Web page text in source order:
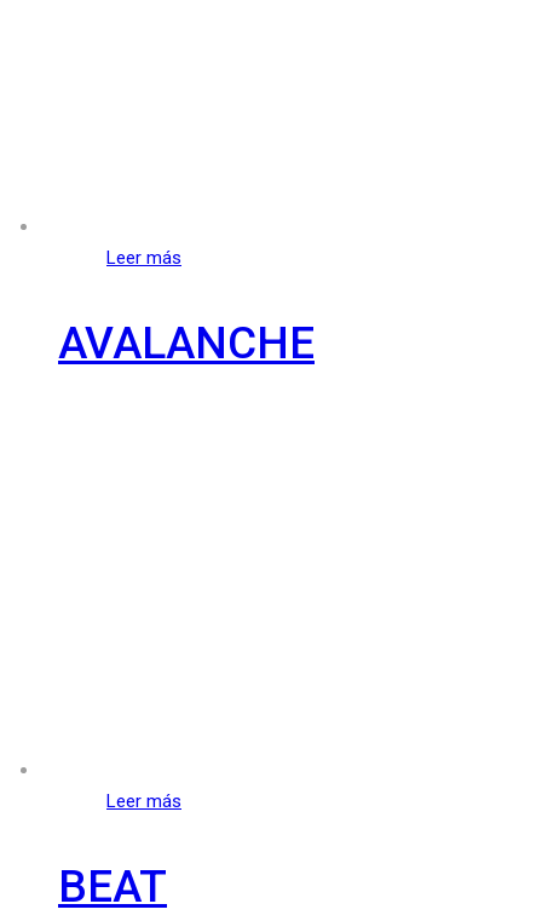
Leer más
AVALANCHE
Leer más
BEAT